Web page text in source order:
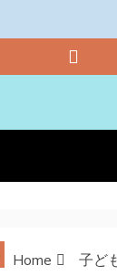
Home 子ど